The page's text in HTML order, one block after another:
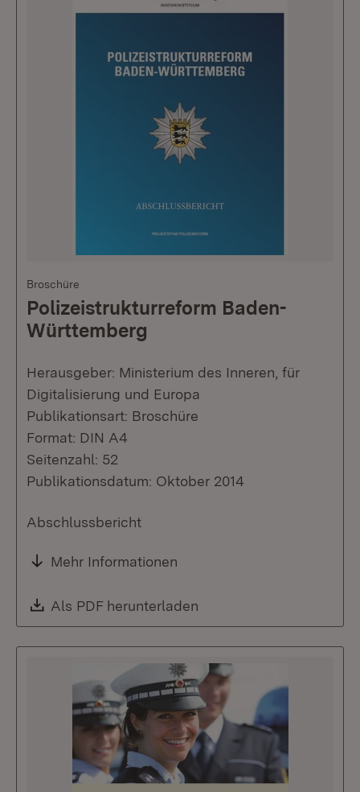
Broschüre
Polizeistrukturreform Baden-
Württemberg
Herausgeber: Ministerium des Inneren, für
Digitalisierung und Europa
Publikationsart: Broschüre
Format: DIN A4
Seitenzahl: 52
Publikationsdatum: Oktober 2014
Abschlussbericht
Mehr Informationen
Download:
Als PDF herunterladen